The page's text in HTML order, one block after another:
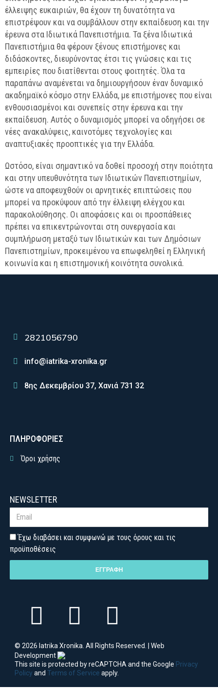
έλλειψης ευκαιριών, θα έχουν τη δυνατότητα να
επιστρέψουν και να συμβάλλουν στην εκπαίδευση και την
έρευνα στα Ιδιωτικά Πανεπιστήμια. Τα ξένα Ιδιωτικά
Πανεπιστήμια θα φέρουν ξένους επιστήμονες και
διδάσκοντες, διευρύνοντας έτσι τις γνώσεις και τις
εμπειρίες που διατίθενται στους φοιτητές. Όλα τα
παραπάνω αναμένεται να δημιουργήσουν έναν δυναμικό
ακαδημαϊκό κόσμο στην Ελλάδα, με επιστήμονες που είναι
ενθουσιασμένοι και συνεπείς στην έρευνα και την
εκπαίδευση. Αυτός ο δυναμισμός μπορεί να οδηγήσει σε
νέες ανακαλύψεις, καινοτόμες τεχνολογίες και
αναπτυξιακές προοπτικές για την Ελλάδα.
Ωστόσο, είναι σημαντικό να δοθεί προσοχή στην ποιότητα
και στην υπευθυνότητα των Ιδιωτικών Πανεπιστημίων,
ώστε να αποφευχθούν οι αρνητικές επιπτώσεις που
μπορεί να προκύψουν από την έλλειψη ελέγχου και
παρακολούθησης. Οι αποφάσεις και οι προσπάθειες
πρέπει να επικεντρώνονται στη συνεργασία και
συμπλήρωση μεταξύ των Ιδιωτικών και των Δημόσιων
Πανεπιστημίων, προκειμένου να επωφεληθεί η Ελληνική
κοινωνία και η επιστημονική κοινότητα συνολικά.
2821056790
info@iatrika-xronika.gr
8ης Δεκεμβρίου 37, Χανιά 731 32
ΠΛΗΡΟΦΟΡΙΕΣ
Όροι χρήσης
NEWSLETTER
Έχω διαβάσει και συμφωνώ με τους όρους και τις
προϋποθέσεις
ΕΓΓΡΑΦΗ
© 2026 Iatrika Xronika. All Rights Reserved. | Web
Development
This site is protected by reCAPTCHA and the Google Privacy
Policy and Terms of Service apply.